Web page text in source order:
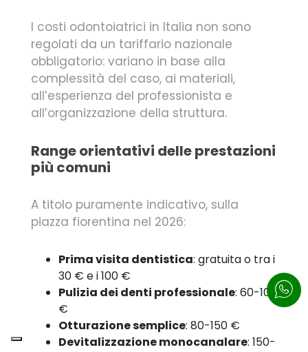
I costi odontoiatrici in Italia non sono
regolati da un tariffario nazionale
obbligatorio: variano in base alla
complessità del caso, ai materiali,
all’esperienza del professionista e
all’organizzazione della struttura.
Range orientativi delle prestazioni
più comuni
A titolo puramente indicativo, sulla
piazza fiorentina nel 2026:
Prima visita dentistica: gratuita o tra i
30 € e i 100 €
Pulizia dei denti professionale: 60-100
€
Otturazione semplice: 80-150 €
Devitalizzazione monocanalare: 150-